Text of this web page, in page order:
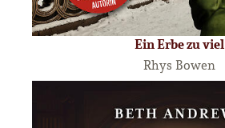
Ein Erbe zu viel
Rhys Bowen